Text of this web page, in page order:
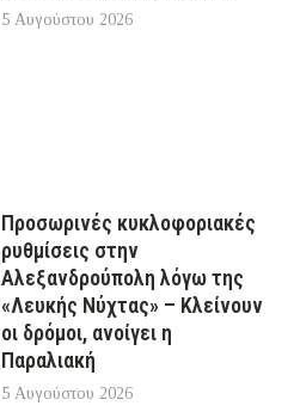
5 Αυγούστου 2026
Προσωρινές κυκλοφοριακές
ρυθμίσεις στην
Αλεξανδρούπολη λόγω της
«Λευκής Νύχτας» – Κλείνουν
οι δρόμοι, ανοίγει η
Παραλιακή
5 Αυγούστου 2026